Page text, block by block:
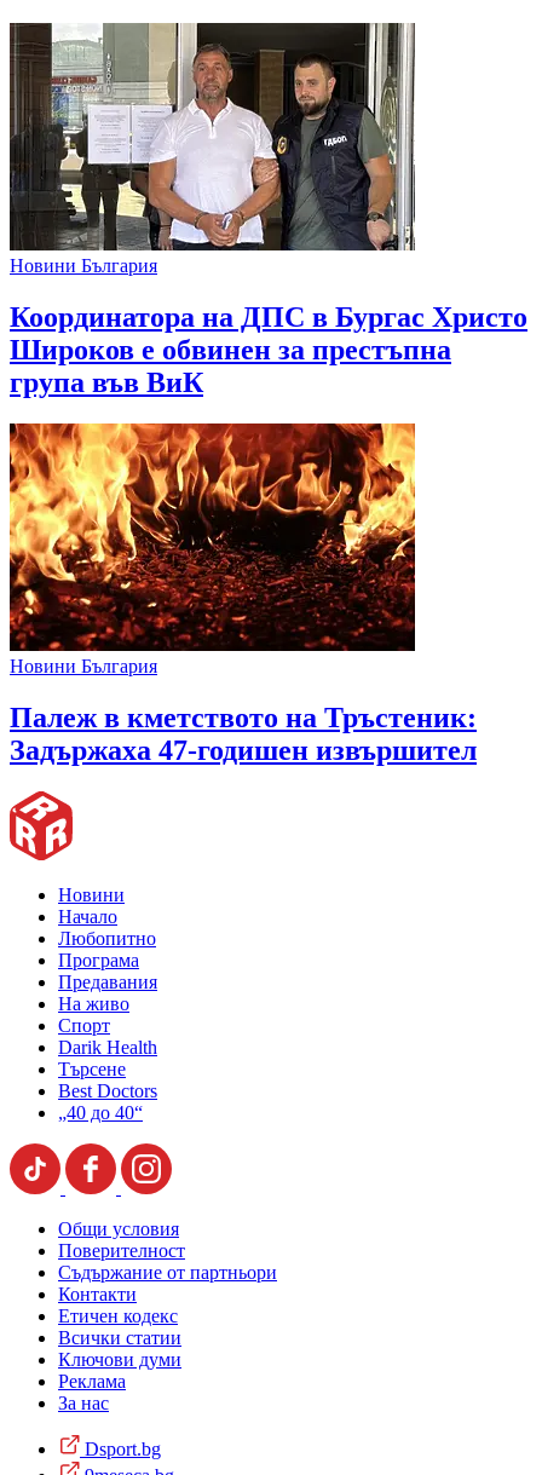
Новини България
Координатора на ДПС в Бургас Христо
Широков е обвинен за престъпна
група във ВиК
Новини България
Палеж в кметството на Тръстеник:
Задържаха 47-годишен извършител
Новини
Начало
Любопитно
Програма
Предавания
На живо
Спорт
Darik Health
Търсене
Best Doctors
„40 до 40“
Общи условия
Поверителност
Съдържание от партньори
Контакти
Етичен кодекс
Всички статии
Ключови думи
Реклама
За нас
Dsport.bg